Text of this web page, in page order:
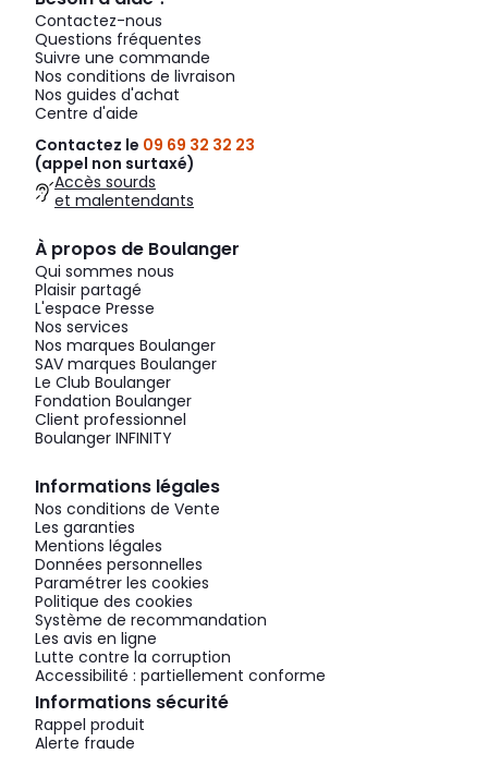
Contactez-nous
Questions fréquentes
Suivre une commande
Nos conditions de livraison
Nos guides d'achat
Centre d'aide
Contactez le 09 69 32 32 23
(appel non surtaxé)
Accès sourds
et malentendants
À propos de Boulanger
Qui sommes nous
Plaisir partagé
L'espace Presse
Nos services
Nos marques Boulanger
SAV marques Boulanger
Le Club Boulanger
Fondation Boulanger
Client professionnel
Boulanger INFINITY
Informations légales
Nos conditions de Vente
Les garanties
Mentions légales
Données personnelles
Paramétrer les cookies
Politique des cookies
Système de recommandation
Les avis en ligne
Lutte contre la corruption
Accessibilité : partiellement conforme
Informations sécurité
Rappel produit
Alerte fraude